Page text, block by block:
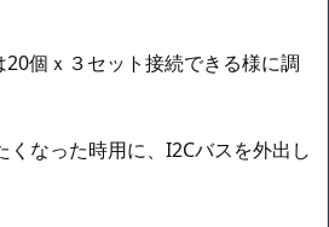
個ｘ３セット接続できる様に調
くなった時用に、I2Cバスを外出し